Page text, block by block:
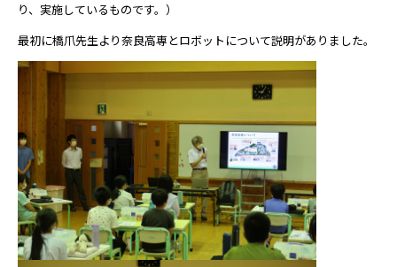
り、実施しているものです。）
最初に橋爪先生より奈良高専とロボットについて説明がありました。